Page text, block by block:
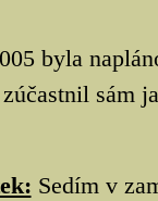
byla
sám
Sedím v